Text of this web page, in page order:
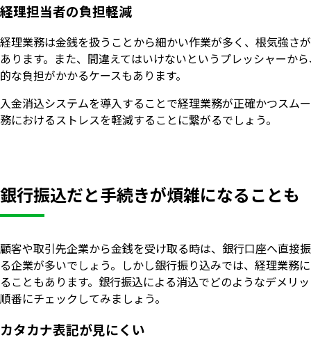
経理担当者の負担軽減
経理業務は金銭を扱うことから細かい作業が多く、根気強さ
あります。また、間違えてはいけないというプレッシャーか
的な負担がかかるケースもあります。
入金消込システムを導入することで経理業務が正確かつスム
務におけるストレスを軽減することに繋がるでしょう。
銀行振込だと手続きが煩雑になることも
顧客や取引先企業から金銭を受け取る時は、銀行口座へ直接
る企業が多いでしょう。しかし銀行振り込みでは、経理業務
ることもあります。銀行振込による消込でどのようなデメリ
順番にチェックしてみましょう。
カタカナ表記が見にくい